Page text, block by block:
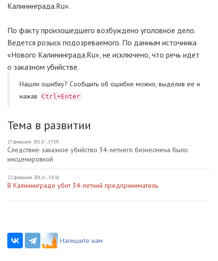
Калининграда.Ru».
По факту произошедшего возбуждено уголовное дело.
Ведется розыск подозреваемого. По данным источника
«Нового Калининграда.Ru», не исключено, что речь идет
о заказном убийстве.
Нашли ошибку? Cообщить об ошибке можно, выделив ее и
нажав
Ctrl+Enter
Тема в развитии
27 февраля 2012г., 17:05
Следствие: заказное убийство 34-летнего бизнесмена было
инсценировкой
22 февраля 2012г., 18:31
В Калининграде убит 34-летний предприниматель
Напишите нам